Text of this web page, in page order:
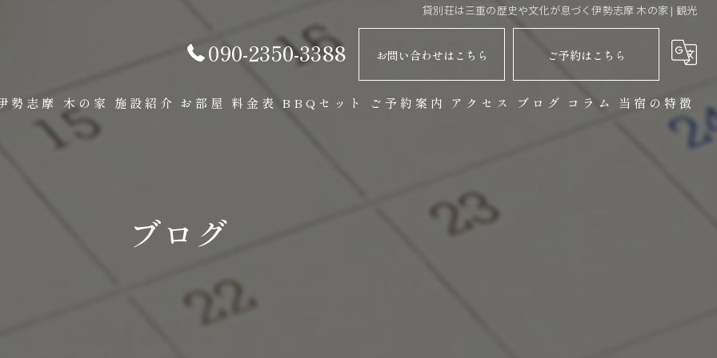
貸別荘は三重の歴史や文化が息づく伊勢志摩 木の家 | 観光
090-2350-3388 お問い合わせはこちら ご予約はこちら
勢志摩 木の家 施設紹介 お部屋 料金表 BBQセット ご予約案内 アクセス ブログ コラム 当宿の特徴
ブログ